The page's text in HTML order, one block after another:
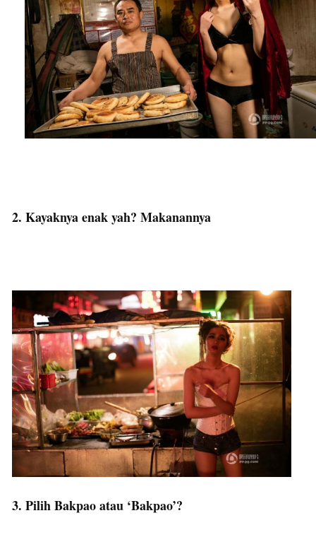
2. Kayaknya enak yah? Makanannya
3. Pilih Bakpao atau ‘Bakpao’?